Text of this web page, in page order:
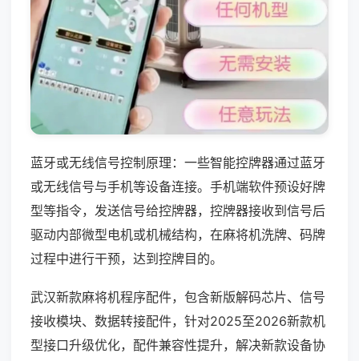
蓝牙或无线信号控制原理：一些智能控牌器通过蓝牙
或无线信号与手机等设备连接。手机端软件预设好牌
型等指令，发送信号给控牌器，控牌器接收到信号后
驱动内部微型电机或机械结构，在麻将机洗牌、码牌
过程中进行干预，达到控牌目的。
武汉新款麻将机程序配件，包含新版解码芯片、信号
接收模块、数据转接配件，针对2025至2026新款机
型接口升级优化，配件兼容性提升，解决新款设备协